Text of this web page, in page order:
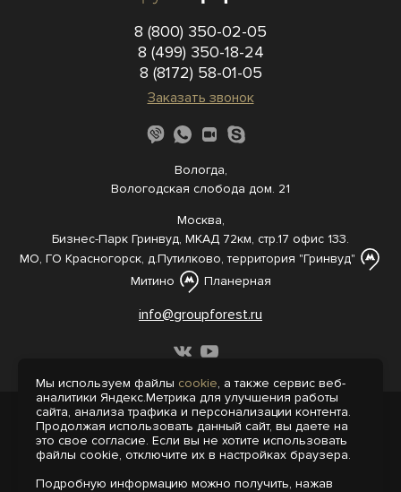
8 (800) 350-02-05
8 (499) 350-18-24
8 (8172) 58-01-05
Заказать звонок
Вологда,
Вологодская слобода дом. 21
Москва,
Бизнес-Парк Гринвуд, МКАД 72км, стр.17 офис 133.
МО, ГО Красногорск, д.Путилково, территория "Гринвуд"
Митино
Планерная
info@groupforest.ru
© 2005-, 2026 Все права защищены
Информация, представленная на сайте,
не является публичной офертой.
Мы используем файлы cookie, а также сервис веб-
аналитики Яндекс.Метрика для улучшения работы
сайта, анализа трафика и персонализации контента.
Продолжая использовать данный сайт, вы даете на
это свое согласие. Если вы не хотите использовать
файлы cookie, отключите их в настройках браузера.
Подробную информацию можно получить, нажав